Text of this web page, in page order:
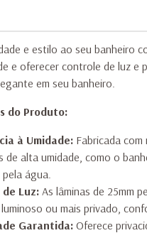
e estilo ao seu banheiro
e oferecer controle de luz e
em seu banheiro.
do Produto:
à Umidade: Fabricada
de alta umidade, como o
água.
Luz: As lâminas de 25mm
ou mais privado,
Garantida:Oferece